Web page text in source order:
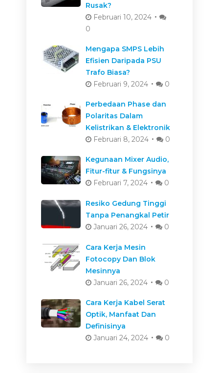
Rusak?
Februari 10, 2024
0
Mengapa SMPS Lebih
Efisien Daripada PSU
Trafo Biasa?
Februari 9, 2024
0
Perbedaan Phase dan
Polaritas Dalam
Kelistrikan & Elektronik
Februari 8, 2024
0
Kegunaan Mixer Audio,
Fitur-fitur & Fungsinya
Februari 7, 2024
0
Resiko Gedung Tinggi
Tanpa Penangkal Petir
Januari 26, 2024
0
Cara Kerja Mesin
Fotocopy Dan Blok
Mesinnya
Januari 26, 2024
0
Cara Kerja Kabel Serat
Optik, Manfaat Dan
Definisinya
Januari 24, 2024
0